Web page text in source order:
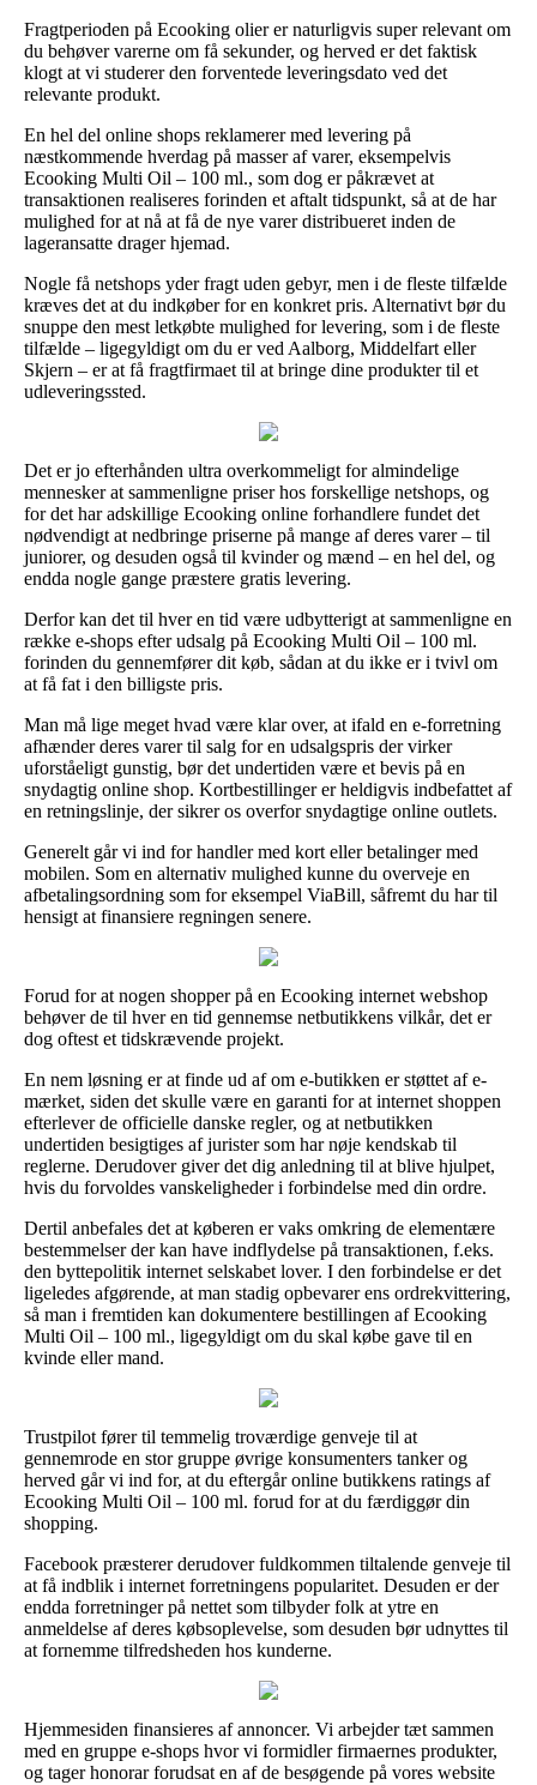
Fragtperioden på Ecooking olier er naturligvis super relevant om
du behøver varerne om få sekunder, og herved er det faktisk
klogt at vi studerer den forventede leveringsdato ved det
relevante produkt.
En hel del online shops reklamerer med levering på
næstkommende hverdag på masser af varer, eksempelvis
Ecooking Multi Oil – 100 ml., som dog er påkrævet at
transaktionen realiseres forinden et aftalt tidspunkt, så at de har
mulighed for at nå at få de nye varer distribueret inden de
lageransatte drager hjemad.
Nogle få netshops yder fragt uden gebyr, men i de fleste tilfælde
kræves det at du indkøber for en konkret pris. Alternativt bør du
snuppe den mest letkøbte mulighed for levering, som i de fleste
tilfælde – ligegyldigt om du er ved Aalborg, Middelfart eller
Skjern – er at få fragtfirmaet til at bringe dine produkter til et
udleveringssted.
Det er jo efterhånden ultra overkommeligt for almindelige
mennesker at sammenligne priser hos forskellige netshops, og
for det har adskillige Ecooking online forhandlere fundet det
nødvendigt at nedbringe priserne på mange af deres varer – til
juniorer, og desuden også til kvinder og mænd – en hel del, og
endda nogle gange præstere gratis levering.
Derfor kan det til hver en tid være udbytterigt at sammenligne en
række e-shops efter udsalg på Ecooking Multi Oil – 100 ml.
forinden du gennemfører dit køb, sådan at du ikke er i tvivl om
at få fat i den billigste pris.
Man må lige meget hvad være klar over, at ifald en e-forretning
afhænder deres varer til salg for en udsalgspris der virker
uforståeligt gunstig, bør det undertiden være et bevis på en
snydagtig online shop. Kortbestillinger er heldigvis indbefattet af
en retningslinje, der sikrer os overfor snydagtige online outlets.
Generelt går vi ind for handler med kort eller betalinger med
mobilen. Som en alternativ mulighed kunne du overveje en
afbetalingsordning som for eksempel ViaBill, såfremt du har til
hensigt at finansiere regningen senere.
Forud for at nogen shopper på en Ecooking internet webshop
behøver de til hver en tid gennemse netbutikkens vilkår, det er
dog oftest et tidskrævende projekt.
En nem løsning er at finde ud af om e-butikken er støttet af e-
mærket, siden det skulle være en garanti for at internet shoppen
efterlever de officielle danske regler, og at netbutikken
undertiden besigtiges af jurister som har nøje kendskab til
reglerne. Derudover giver det dig anledning til at blive hjulpet,
hvis du forvoldes vanskeligheder i forbindelse med din ordre.
Dertil anbefales det at køberen er vaks omkring de elementære
bestemmelser der kan have indflydelse på transaktionen, f.eks.
den byttepolitik internet selskabet lover. I den forbindelse er det
ligeledes afgørende, at man stadig opbevarer ens ordrekvittering,
så man i fremtiden kan dokumentere bestillingen af Ecooking
Multi Oil – 100 ml., ligegyldigt om du skal købe gave til en
kvinde eller mand.
Trustpilot fører til temmelig troværdige genveje til at
gennemrode en stor gruppe øvrige konsumenters tanker og
herved går vi ind for, at du eftergår online butikkens ratings af
Ecooking Multi Oil – 100 ml. forud for at du færdiggør din
shopping.
Facebook præsterer derudover fuldkommen tiltalende genveje til
at få indblik i internet forretningens popularitet. Desuden er der
endda forretninger på nettet som tilbyder folk at ytre en
anmeldelse af deres købsoplevelse, som desuden bør udnyttes til
at fornemme tilfredsheden hos kunderne.
Hjemmesiden finansieres af annoncer. Vi arbejder tæt sammen
med en gruppe e-shops hvor vi formidler firmaernes produkter,
og tager honorar forudsat en af de besøgende på vores website